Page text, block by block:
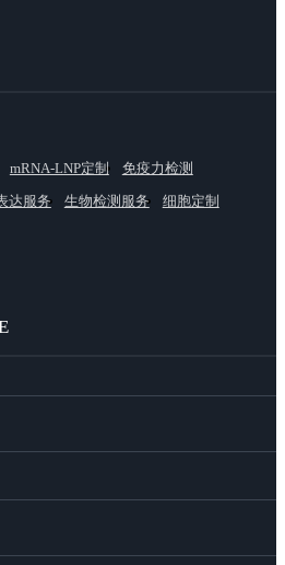
mRNA-LNP定制
免疫力检测
达服务 生物检测服务 细胞定制